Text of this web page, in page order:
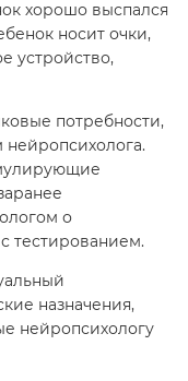
хорошо выспался
носит очки,
устройство,
потребности,
о
тестированием.
назначения,
нейропсихологу